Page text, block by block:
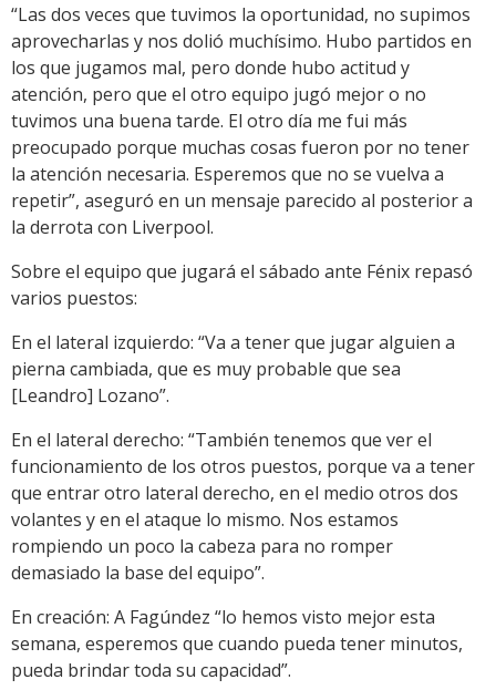
“Las dos veces que tuvimos la oportunidad, no supimos
aprovecharlas y nos dolió muchísimo. Hubo partidos en
los que jugamos mal, pero donde hubo actitud y
atención, pero que el otro equipo jugó mejor o no
tuvimos una buena tarde. El otro día me fui más
preocupado porque muchas cosas fueron por no tener
la atención necesaria. Esperemos que no se vuelva a
repetir”, aseguró en un mensaje parecido al posterior a
la derrota con Liverpool.
Sobre el equipo que jugará el sábado ante Fénix repasó
varios puestos:
En el lateral izquierdo: “Va a tener que jugar alguien a
pierna cambiada, que es muy probable que sea
[Leandro] Lozano”.
En el lateral derecho: “También tenemos que ver el
funcionamiento de los otros puestos, porque va a tener
que entrar otro lateral derecho, en el medio otros dos
volantes y en el ataque lo mismo. Nos estamos
rompiendo un poco la cabeza para no romper
demasiado la base del equipo”.
En creación: A Fagúndez “lo hemos visto mejor esta
semana, esperemos que cuando pueda tener minutos,
pueda brindar toda su capacidad”.